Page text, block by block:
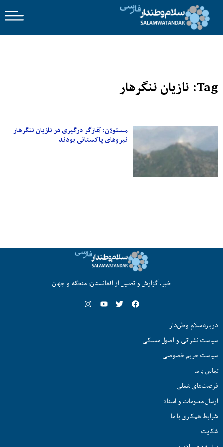
Tag: نازیان ننگرهار
مسئولان: آغازگر درگیری در نازیان ننگرهار
نیروهای پاکستانی بودند
خبر، گزارش و تحلیل از افغانستان، منطقه و جهان
درباره سلام وطن‌دار
سیاست نشراتی و اصول مسلکی
سیاست حریم خصوصی
تماس با ما
فرصت‌های شغلی
ارسال معلومات و اسناد
شرایط همکاری با ما
شکایت